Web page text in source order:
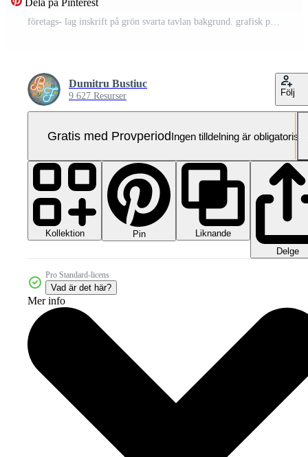
Dela på Pinterest
företags- lag inskrift på grön svarta tavlan bakgrund. grafisk presentation av positiv undervisning bearbeta på högskola, teckning. Rättslig begrepp Pro Video
Dumitru Bustiuc
9 627 Resurser Följ
Gratis med ProvperiodIngen tilldelning är obligatorisk
Kollektion Pin
Liknande
Delge
Pro Standard-licens
Vad är det här?
Mer info